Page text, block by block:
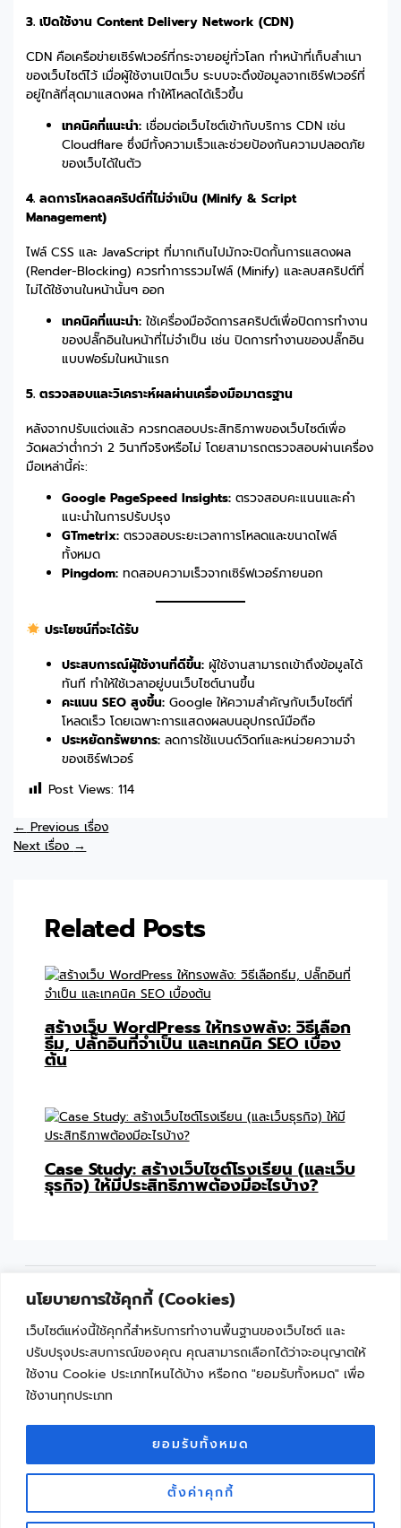
นโยบายการใช้คุกกี้ (Cookies)
เว็บไซต์แห่งนี้ใช้คุกกี้สำหรับการทำงานพื้นฐานของเว็บไซต์ และ
ปรับปรุงประสบการณ์ของคุณ คุณสามารถเลือกได้ว่าจะอนุญาตให้
ใช้งาน Cookie ประเภทไหนได้บ้าง หรือกด "ยอมรับทั้งหมด" เพื่อ
ใช้งานทุกประเภท
ตั้งค่าคุกกี้
ยอมรับทั้งหมด
3. เปิดใช้งาน Content Delivery Network (CDN)
CDN คือเครือข่ายเซิร์ฟเวอร์ที่กระจายอยู่ทั่วโลก ทำหน้าที่เก็บสำเนา
ของเว็บไซต์ไว้ เมื่อผู้ใช้งานเปิดเว็บ ระบบจะดึงข้อมูลจากเซิร์ฟเวอร์ที่
อยู่ใกล้ที่สุดมาแสดงผล ทำให้โหลดได้เร็วขึ้น
เทคนิคที่แนะนำ: เชื่อมต่อเว็บไซต์เข้ากับบริการ CDN เช่น
Cloudflare ซึ่งมีทั้งความเร็วและช่วยป้องกันความปลอดภัย
ของเว็บได้ในตัว
4. ลดการโหลดสคริปต์ที่ไม่จำเป็น (Minify & Script
Management)
ไฟล์ CSS และ JavaScript ที่มากเกินไปมักจะปิดกั้นการแสดงผล
(Render-Blocking) ควรทำการรวมไฟล์ (Minify) และลบสคริปต์ที่
ไม่ได้ใช้งานในหน้านั้นๆ ออก
เทคนิคที่แนะนำ: ใช้เครื่องมือจัดการสคริปต์เพื่อปิดการทำงาน
ของปลั๊กอินในหน้าที่ไม่จำเป็น เช่น ปิดการทำงานของปลั๊กอิน
แบบฟอร์มในหน้าแรก
5. ตรวจสอบและวิเคราะห์ผลผ่านเครื่องมือมาตรฐาน
หลังจากปรับแต่งแล้ว ควรทดสอบประสิทธิภาพของเว็บไซต์เพื่อ
วัดผลว่าต่ำกว่า 2 วินาทีจริงหรือไม่ โดยสามารถตรวจสอบผ่านเครื่อง
มือเหล่านี้ค่ะ:
Google PageSpeed Insights: ตรวจสอบคะแนนและคำ
แนะนำในการปรับปรุง
GTmetrix: ตรวจสอบระยะเวลาการโหลดและขนาดไฟล์
ทั้งหมด
Pingdom: ทดสอบความเร็วจากเซิร์ฟเวอร์ภายนอก
ประโยชน์ที่จะได้รับ
ประสบการณ์ผู้ใช้งานที่ดีขึ้น: ผู้ใช้งานสามารถเข้าถึงข้อมูลได้
ทันที ทำให้ใช้เวลาอยู่บนเว็บไซต์นานขึ้น
คะแนน SEO สูงขึ้น: Google ให้ความสำคัญกับเว็บไซต์ที่
โหลดเร็ว โดยเฉพาะการแสดงผลบนอุปกรณ์มือถือ
ประหยัดทรัพยากร: ลดการใช้แบนด์วิดท์และหน่วยความจำ
ของเซิร์ฟเวอร์
Post Views: 114
← Previous เรื่อง
Next เรื่อง →
Related Posts
สร้างเว็บ WordPress ให้ทรงพลัง: วิธีเลือก
ธีม, ปลั๊กอินที่จำเป็น และเทคนิค SEO เบื้อง
ต้น
Case Study: สร้างเว็บไซต์โรงเรียน (และเว็บ
ธุรกิจ) ให้มีประสิทธิภาพต้องมีอะไรบ้าง?
"เพราะเทคโนโลยีไม่ใช่เรื่องยาก ถ้าเริ่มเรียนรู้ไปด้วยกัน"
Facebook
YouTube
Copyright © 2026 ครูนักพัฒนา จุดประกายการเรียนรู้ด้วยเทคโนโลยี |
KRUDEVTECH
Dev by Pichayanart Reerak